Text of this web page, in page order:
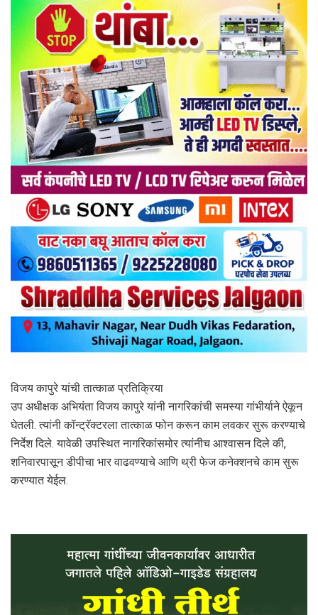
विजय कापुरे यांची तात्काळ प्रतिक्रिया
उप अधीक्षक अभियंता विजय कापुरे यांनी नागरिकांची समस्या गांभीर्याने ऐकून
घेतली. त्यांनी कॉन्ट्रॅक्टरला तात्काळ फोन करून काम लवकर सुरू करण्याचे
निर्देश दिले. यावेळी उपस्थित नागरिकांसमोर त्यांनीच आश्वासन दिले की,
शनिवारपासून डीपीचा भार वाढवण्याचे आणि थ्री फेज कनेक्शनचे काम सुरू
करण्यात येईल.